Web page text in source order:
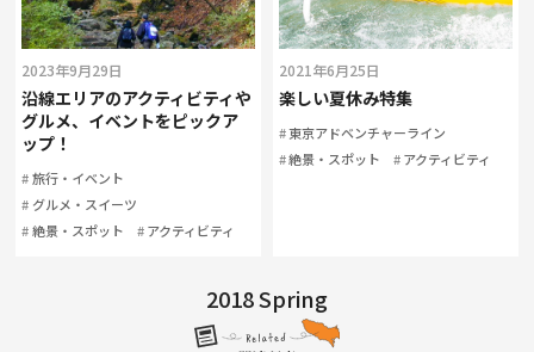
2023年9月29日
沿線エリアのアクティビティや
グルメ、イベントをピックア
ップ！
旅行・イベント
グルメ・スイーツ
絶景・スポット
アクティビティ
2021年6月25日
楽しい夏休み特集
東京アドベンチャーライン
絶景・スポット
アクティビティ
2018 Spring